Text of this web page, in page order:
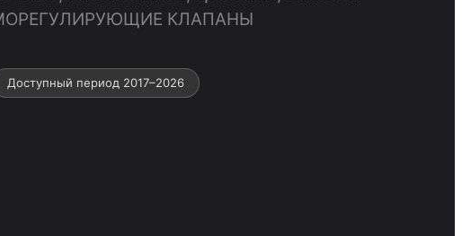
КЛАПАНЫ
Доступный период 2017–2026